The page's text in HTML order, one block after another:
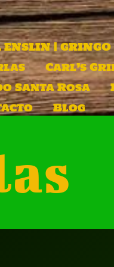
ENSLIN | GRINGO
Carl’s
Santa Rosa
Blog